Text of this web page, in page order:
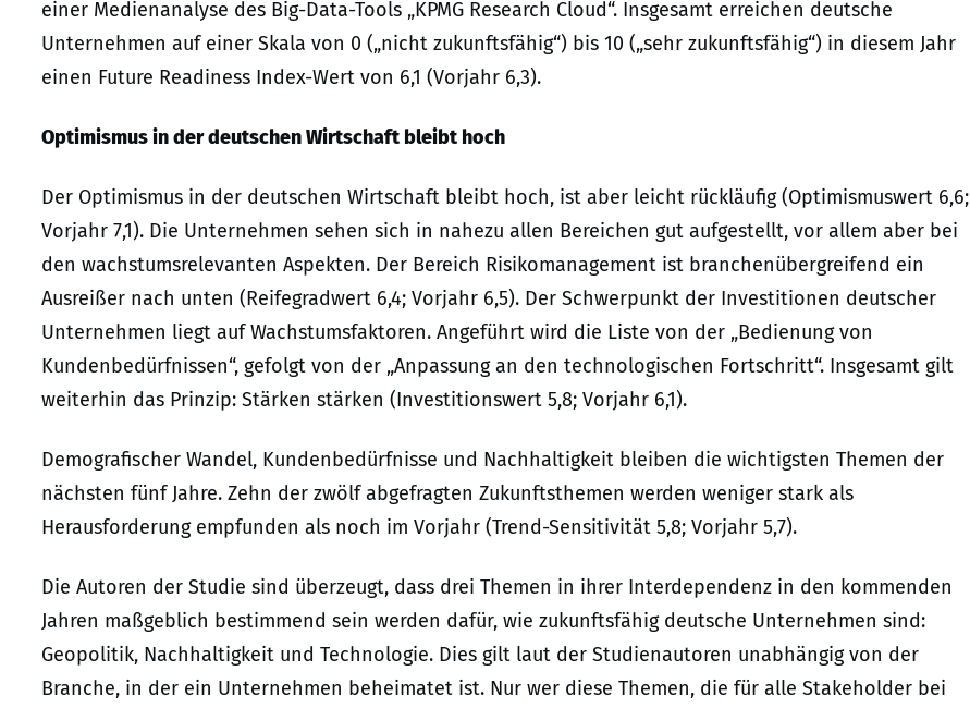
einer Medienanalyse des Big-Data-Tools „KPMG Research Cloud“. Insgesamt erreichen deutsche
Unternehmen auf einer Skala von 0 („nicht zukunftsfähig“) bis 10 („sehr zukunftsfähig“) in diesem Jahr
einen Future Readiness Index-Wert von 6,1 (Vorjahr 6,3).
Optimismus in der deutschen Wirtschaft bleibt hoch
Der Optimismus in der deutschen Wirtschaft bleibt hoch, ist aber leicht rückläufig (Optimismuswert 6,6;
Vorjahr 7,1). Die Unternehmen sehen sich in nahezu allen Bereichen gut aufgestellt, vor allem aber bei
den wachstumsrelevanten Aspekten. Der Bereich Risikomanagement ist branchenübergreifend ein
Ausreißer nach unten (Reifegradwert 6,4; Vorjahr 6,5). Der Schwerpunkt der Investitionen deutscher
Unternehmen liegt auf Wachstumsfaktoren. Angeführt wird die Liste von der „Bedienung von
Kundenbedürfnissen“, gefolgt von der „Anpassung an den technologischen Fortschritt“. Insgesamt gilt
weiterhin das Prinzip: Stärken stärken (Investitionswert 5,8; Vorjahr 6,1).
Demografischer Wandel, Kundenbedürfnisse und Nachhaltigkeit bleiben die wichtigsten Themen der
nächsten fünf Jahre. Zehn der zwölf abgefragten Zukunftsthemen werden weniger stark als
Herausforderung empfunden als noch im Vorjahr (Trend-Sensitivität 5,8; Vorjahr 5,7).
Die Autoren der Studie sind überzeugt, dass drei Themen in ihrer Interdependenz in den kommenden
Jahren maßgeblich bestimmend sein werden dafür, wie zukunftsfähig deutsche Unternehmen sind:
Geopolitik, Nachhaltigkeit und Technologie. Dies gilt laut der Studienautoren unabhängig von der
Branche, in der ein Unternehmen beheimatet ist. Nur wer diese Themen, die für alle Stakeholder bei